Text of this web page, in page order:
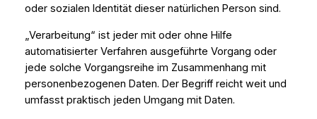
oder sozialen Identität dieser natürlichen Person sind.
„Verarbeitung“ ist jeder mit oder ohne Hilfe
automatisierter Verfahren ausgeführte Vorgang oder
jede solche Vorgangsreihe im Zusammenhang mit
personenbezogenen Daten. Der Begriff reicht weit und
umfasst praktisch jeden Umgang mit Daten.